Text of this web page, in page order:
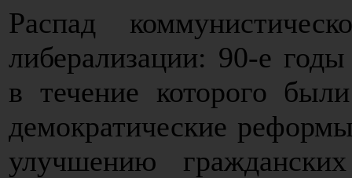
Распад
либерализации: 90-е
в течение которого
демократические
улучшению